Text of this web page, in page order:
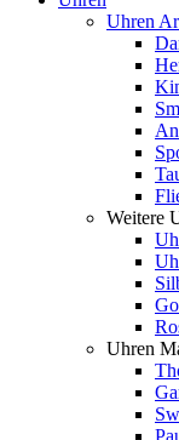
Uhren
Weitere
Uhren